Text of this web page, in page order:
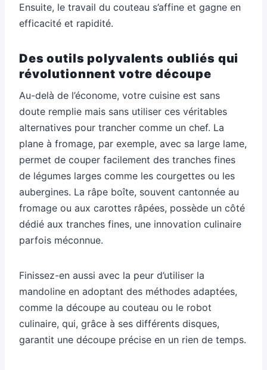
Ensuite, le travail du couteau s’affine et gagne en
efficacité et rapidité.
Des outils polyvalents oubliés qui
révolutionnent votre découpe
Au-delà de l’économe, votre cuisine est sans
doute remplie mais sans utiliser ces véritables
alternatives pour trancher comme un chef. La
plane à fromage, par exemple, avec sa large lame,
permet de couper facilement des tranches fines
de légumes larges comme les courgettes ou les
aubergines. La râpe boîte, souvent cantonnée au
fromage ou aux carottes râpées, possède un côté
dédié aux tranches fines, une innovation culinaire
parfois méconnue.
Finissez-en aussi avec la peur d’utiliser la
mandoline en adoptant des méthodes adaptées,
comme la découpe au couteau ou le robot
culinaire, qui, grâce à ses différents disques,
garantit une découpe précise en un rien de temps.